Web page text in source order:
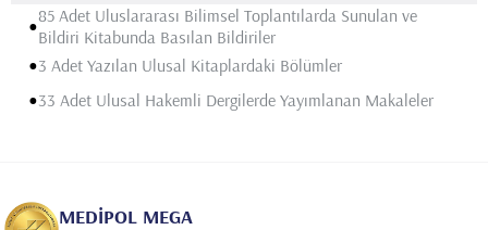
•85 Adet Uluslararası Bilimsel Toplantılarda Sunulan ve
Bildiri Kitabunda Basılan Bildiriler
•3 Adet Yazılan Ulusal Kitaplardaki Bölümler
•33 Adet Ulusal Hakemli Dergilerde Yayımlanan Makaleler
MEDİPOL MEGA